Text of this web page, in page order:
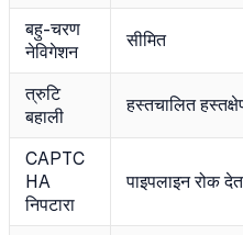
बहु-चरण
नेविगेशन
सीमित
त्रुटि
बहाली
हस्तचालित
CAPTC
HA
निपटारा
पाइपलाइन रोक